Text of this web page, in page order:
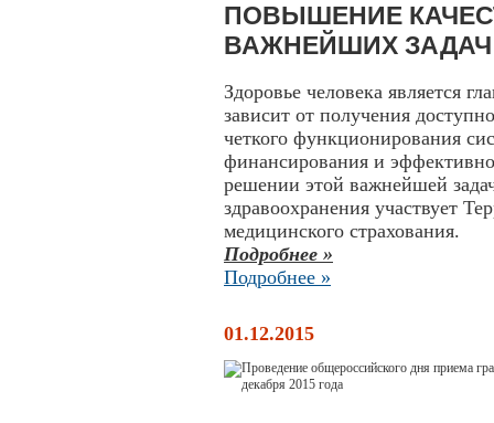
ПОВЫШЕНИЕ
ВАЖНЕЙШИХ
Здоровье человека является
зависит от получения
четкого функционирования
финансирования и
решении этой важнейшей
здравоохранения участвует
медицинского страхования.
Подробнее »
Подробнее »
01.12.2015